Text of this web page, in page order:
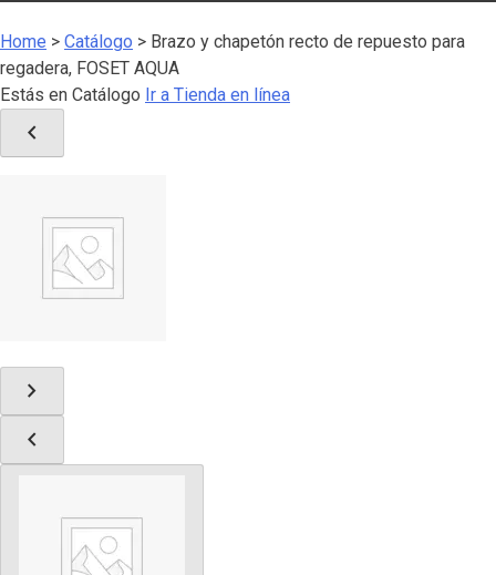
Home > Catálogo > Brazo y chapetón recto de repuesto para
regadera, FOSET AQUA
Estás en Catálogo Ir a Tienda en línea
chevron_left
chevron_right
chevron_left